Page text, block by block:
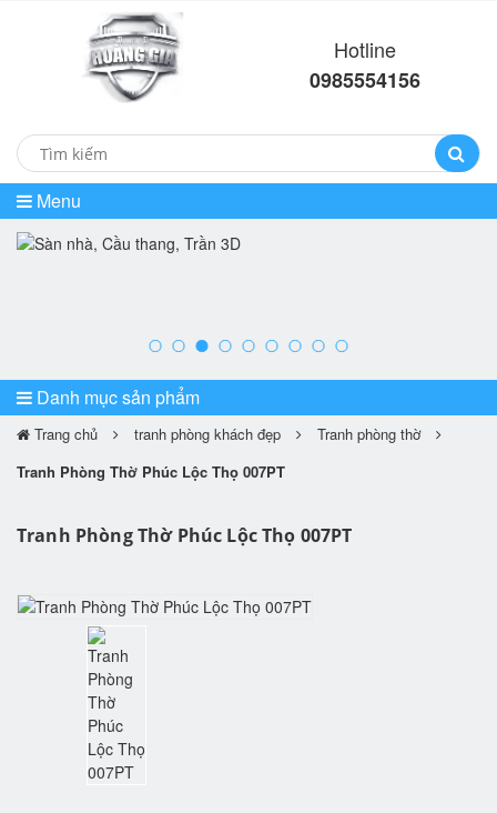
Hotline
0985554156
Menu
Danh mục sản phẩm
Trang chủ tranh phòng khách đẹp
Tranh phòng thờ
Tranh Phòng Thờ Phúc Lộc Thọ 007PT
Tranh Phòng Thờ Phúc Lộc Thọ 007PT